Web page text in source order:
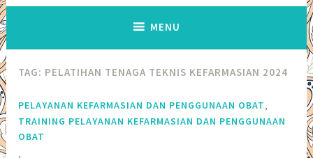
MENU
TAG: PELATIHAN TENAGA TEKNIS KEFARMASIAN 2024
PELAYANAN KEFARMASIAN DAN PENGGUNAAN OBAT
TRAINING PELAYANAN KEFARMASIAN DAN PENGGUNAAN
OBAT